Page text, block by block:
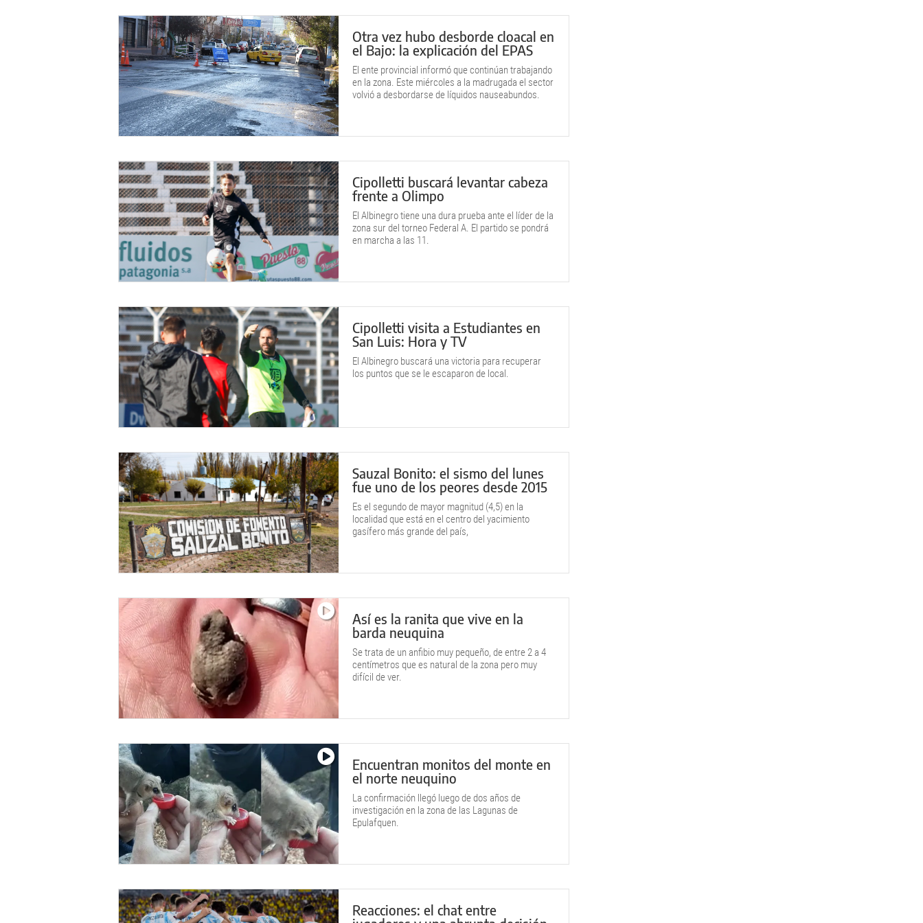
Otra vez hubo desborde cloacal en
el Bajo: la explicación del EPAS
El ente provincial informó que continúan trabajando
en la zona. Este miércoles a la madrugada el sector
volvió a desbordarse de líquidos nauseabundos.
Cipolletti buscará levantar cabeza
frente a Olimpo
El Albinegro tiene una dura prueba ante el líder de la
zona sur del torneo Federal A. El partido se pondrá
en marcha a las 11.
Cipolletti visita a Estudiantes en
San Luis: Hora y TV
El Albinegro buscará una victoria para recuperar
los puntos que se le escaparon de local.
Sauzal Bonito: el sismo del lunes
fue uno de los peores desde 2015
Es el segundo de mayor magnitud (4,5) en la
localidad que está en el centro del yacimiento
gasífero más grande del país,
Así es la ranita que vive en la
barda neuquina
Se trata de un anfibio muy pequeño, de entre 2 a 4
centímetros que es natural de la zona pero muy
difícil de ver.
Encuentran monitos del monte en
el norte neuquino
La confirmación llegó luego de dos años de
investigación en la zona de las Lagunas de
Epulafquen.
Reacciones: el chat entre